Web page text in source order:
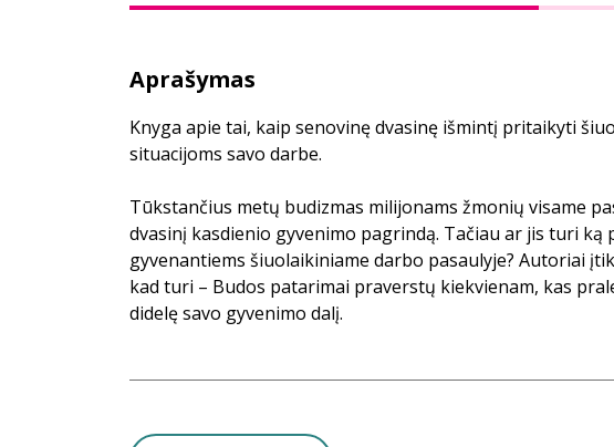
Aprašymas
Knyga apie tai, kaip senovinę dvasinę išmintį pritaikyti
situacijoms savo darbe.
Tūkstančius metų budizmas milijonams žmonių visame
dvasinį kasdienio gyvenimo pagrindą. Tačiau ar jis turi ką
gyvenantiems šiuolaikiniame darbo pasaulyje? Autoriai
kad turi – Budos patarimai praverstų kiekvienam, kas
didelę savo gyvenimo dalį.